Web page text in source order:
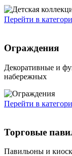
Перейти в
Ограждения
Декоративные и
набережных
Перейти в
Торговые
Павильоны и